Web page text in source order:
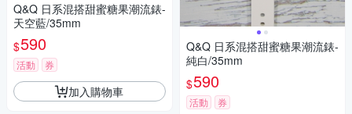
Q&Q 日系混搭甜蜜糖果潮流錶-
天空藍/35mm
$590
活動 券
加入購物車
Q&Q 日系混搭甜蜜糖果潮流錶-
純白/35mm
$590
活動 券